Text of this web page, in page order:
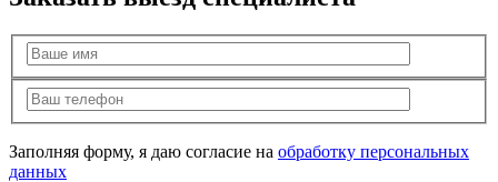
Заполняя форму, я даю согласие на обработку персональных
данных